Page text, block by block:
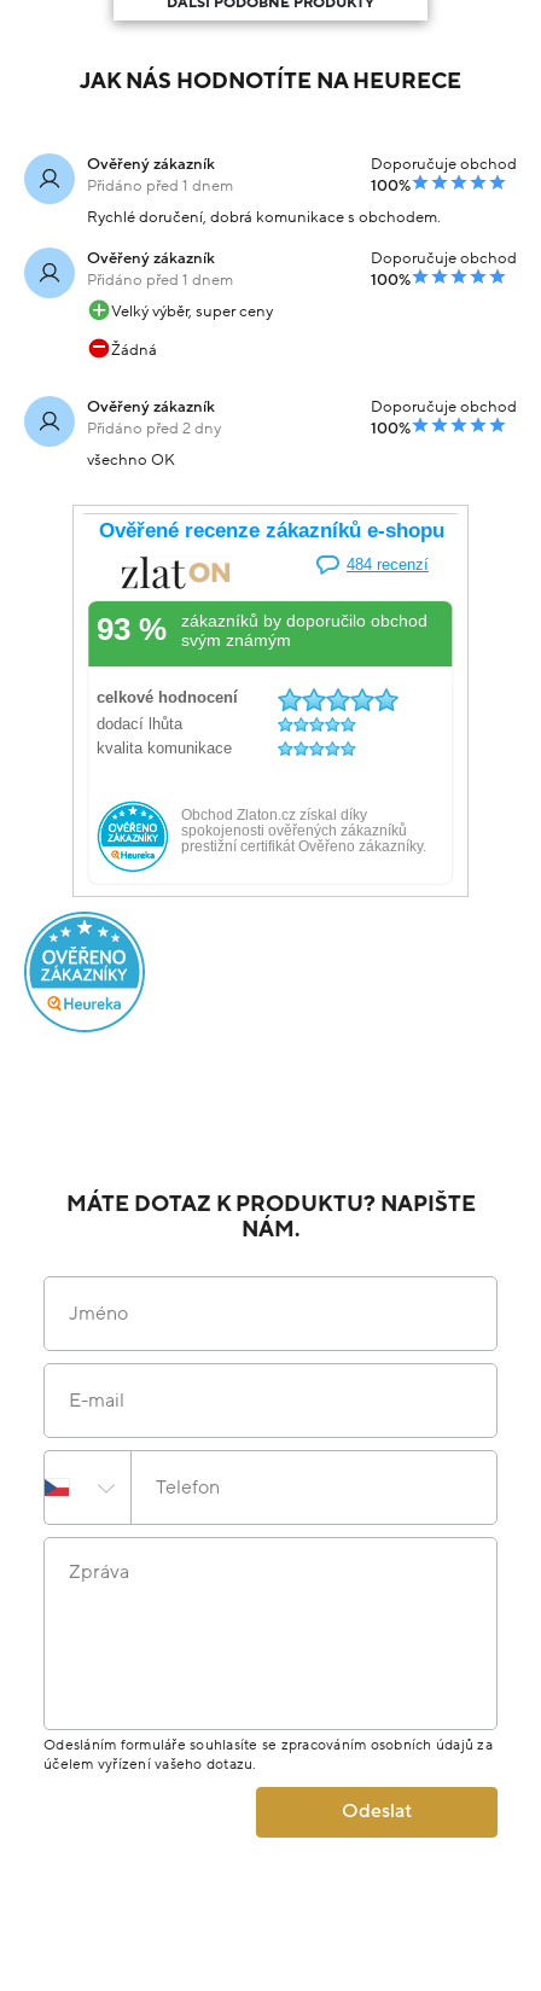
JAK NÁS HODNOTÍTE NA HEURECE
Ověřený zákazník
Přidáno před 1 dnem
Doporučuje obchod
100%
Rychlé doručení, dobrá komunikace s obchodem.
Ověřený zákazník
Přidáno před 1 dnem
Doporučuje obchod
100%
Velký výběr, super ceny
Žádná
Ověřený zákazník
Přidáno před 2 dny
Doporučuje obchod
100%
všechno OK
MÁTE DOTAZ K PRODUKTU? NAPIŠTE
NÁM.
Jméno
E-mail
Telefon
Zpráva
Odesláním formuláře souhlasíte se zpracováním osobních údajů za
účelem vyřízení vašeho dotazu.
Odeslat